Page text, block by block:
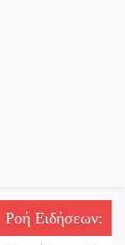
Ροή Ειδήσεων: